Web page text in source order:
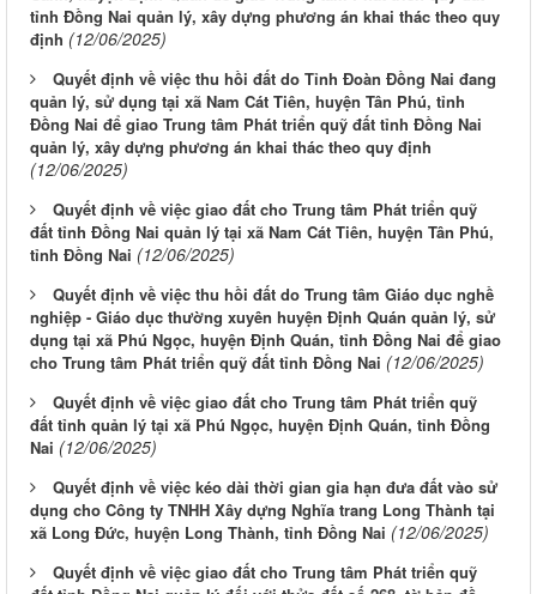
tỉnh Đồng Nai quản lý, xây dựng phương án khai thác theo quy
định (12/06/2025)
Quyết định về việc thu hồi đất do Tỉnh Đoàn Đồng Nai đang
quản lý, sử dụng tại xã Nam Cát Tiên, huyện Tân Phú, tỉnh
Đồng Nai để giao Trung tâm Phát triển quỹ đất tỉnh Đồng Nai
quản lý, xây dựng phương án khai thác theo quy định
(12/06/2025)
Quyết định về việc giao đất cho Trung tâm Phát triển quỹ
đất tỉnh Đồng Nai quản lý tại xã Nam Cát Tiên, huyện Tân Phú,
tỉnh Đồng Nai (12/06/2025)
Quyết định về việc thu hồi đất do Trung tâm Giáo dục nghề
nghiệp - Giáo dục thường xuyên huyện Định Quán quản lý, sử
dụng tại xã Phú Ngọc, huyện Định Quán, tỉnh Đồng Nai để giao
cho Trung tâm Phát triển quỹ đất tỉnh Đồng Nai (12/06/2025)
Quyết định về việc giao đất cho Trung tâm Phát triển quỹ
đất tỉnh quản lý tại xã Phú Ngọc, huyện Định Quán, tỉnh Đồng
Nai (12/06/2025)
Quyết định về việc kéo dài thời gian gia hạn đưa đất vào sử
dụng cho Công ty TNHH Xây dựng Nghĩa trang Long Thành tại
xã Long Đức, huyện Long Thành, tỉnh Đồng Nai (12/06/2025)
Quyết định về việc giao đất cho Trung tâm Phát triển quỹ